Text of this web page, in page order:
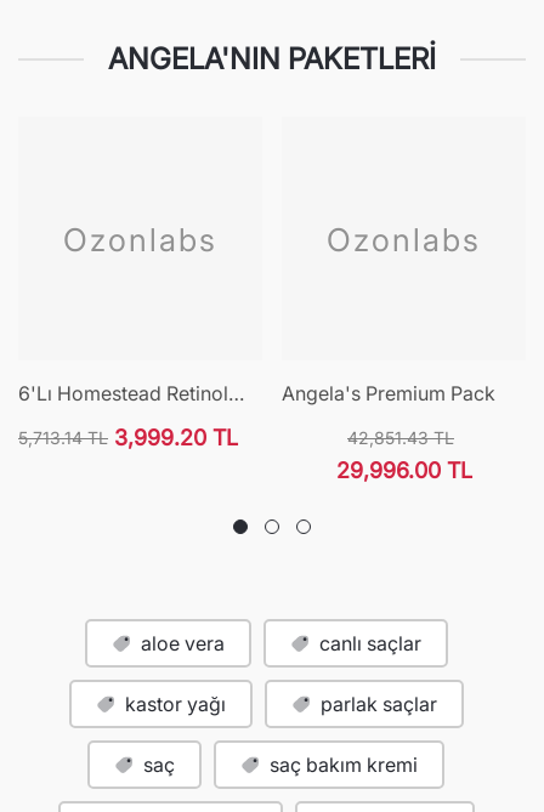
ANGELA'NIN PAKETLERI
Ozonlabs
6'lı Homestead Retinol
R0.05% Cilt Bakım Serumu
5,713.14 TL 3,999.20 TL
Ozonlabs
Angela's Premium Pack
Normal
42,851.43 TL
İndirimli
29,996.00 TL
aloe vera canlı saçlar
kastor yağı parlak saçlar
saç saç bakım kremi